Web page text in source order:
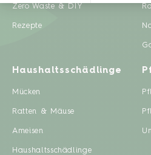
Zero Waste & DIY
Rezepte
Haushaltsschädlinge
Mücken
Ratten & Mäuse
Ameisen
Haushaltsschädlinge